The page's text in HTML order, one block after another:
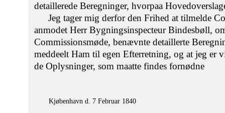
detaillerede Beregninger, hvorpaa
Jeg tager mig derfor den Frihed at tilmelde
anmodet Herr Bygningsinspecteur Bindesbøll,
Commissionsmøde, benævnte detaillerte
meddeelt Ham til egen Efterretning, og at jeg er
de Oplysninger, som maatte findes fornødne
Kjøbenhavn d. 7 Februar 1840